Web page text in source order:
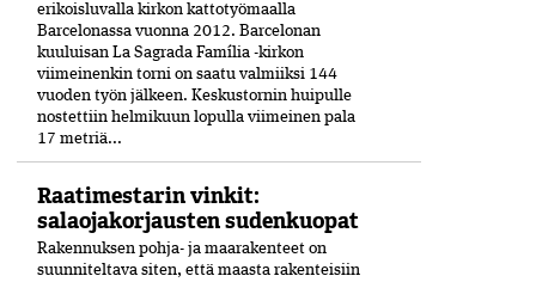
erikoisluvalla kirkon kattotyömaalla
Barcelonassa vuonna 2012. Barcelonan
kuuluisan La Sagrada Família -kirkon
viimeinenkin torni on saatu valmiiksi­ 144
vuoden työn jälkeen. Keskustornin huipulle
nostettiin helmikuun lopulla viimeinen pala
17 metriä...
Raatimestarin vinkit:
salaojakorjausten sudenkuopat
Rakennuksen pohja- ja maarakenteet on
suunniteltava siten, että maasta rakenteisiin